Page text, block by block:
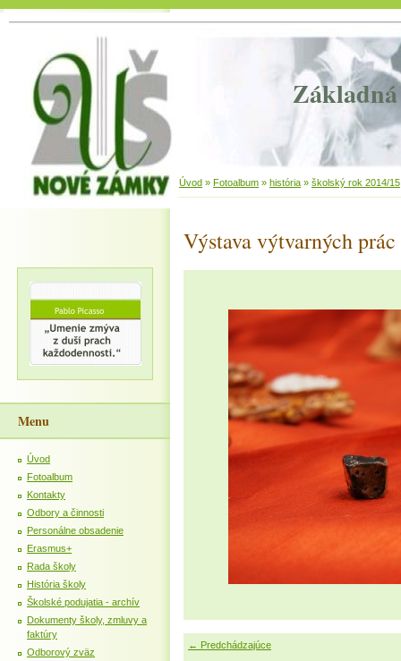
Základná
Úvod » Fotoalbum » história » školský rok 2014/15
Výstava výtvarných
← Predchádzajúce
Menu
Úvod
Fotoalbum
Kontakty
Odbory a činnosti
Personálne obsadenie
Erasmus+
Rada školy
História školy
Školské podujatia - archív
Dokumenty školy, zmluvy a
faktúry
Odborový zväz